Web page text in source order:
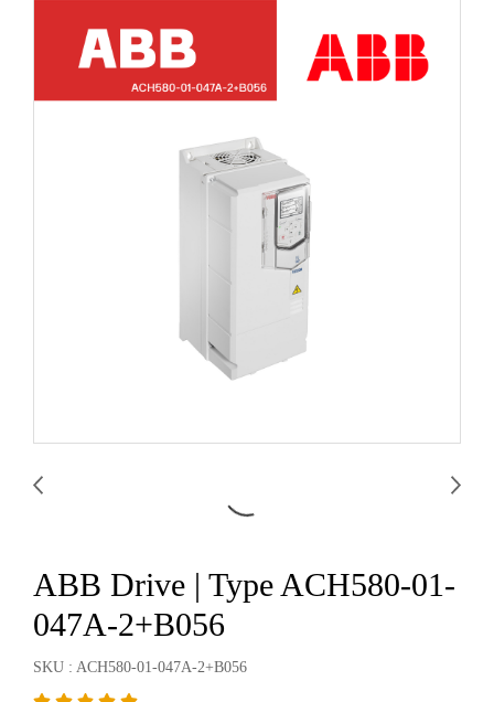
ABB Drive | Type ACH580-01-
047A-2+B056
SKU : ACH580-01-047A-2+B056